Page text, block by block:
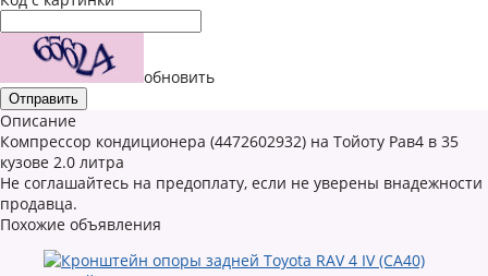
обновить
Описание
Компрессор кондиционера (4472602932) на Тойоту Рав4 в 35
кузове 2.0 литра
Не соглашайтесь на предоплату, если не уверены внадежности
продавца.
Похожие объявления